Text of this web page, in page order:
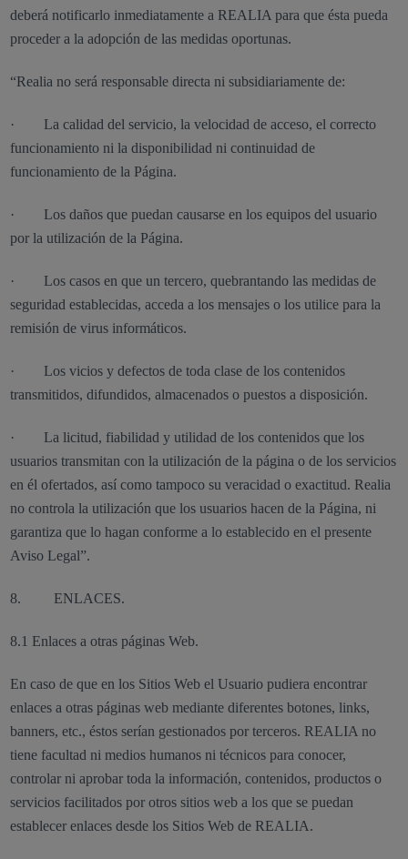
deberá notificarlo inmediatamente a REALIA para que ésta pueda
proceder a la adopción de las medidas oportunas.
“Realia no será responsable directa ni subsidiariamente de:
· La calidad del servicio, la velocidad de acceso, el correcto
funcionamiento ni la disponibilidad ni continuidad de
funcionamiento de la Página.
· Los daños que puedan causarse en los equipos del usuario
por la utilización de la Página.
· Los casos en que un tercero, quebrantando las medidas de
seguridad establecidas, acceda a los mensajes o los utilice para la
remisión de virus informáticos.
· Los vicios y defectos de toda clase de los contenidos
transmitidos, difundidos, almacenados o puestos a disposición.
· La licitud, fiabilidad y utilidad de los contenidos que los
usuarios transmitan con la utilización de la página o de los servicios
en él ofertados, así como tampoco su veracidad o exactitud. Realia
no controla la utilización que los usuarios hacen de la Página, ni
garantiza que lo hagan conforme a lo establecido en el presente
Aviso Legal”.
8. ENLACES.
8.1 Enlaces a otras páginas Web.
En caso de que en los Sitios Web el Usuario pudiera encontrar
enlaces a otras páginas web mediante diferentes botones, links,
banners, etc., éstos serían gestionados por terceros. REALIA no
tiene facultad ni medios humanos ni técnicos para conocer,
controlar ni aprobar toda la información, contenidos, productos o
servicios facilitados por otros sitios web a los que se puedan
establecer enlaces desde los Sitios Web de REALIA.